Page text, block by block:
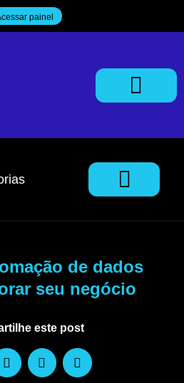
painel
de dados
seu negócio
este post